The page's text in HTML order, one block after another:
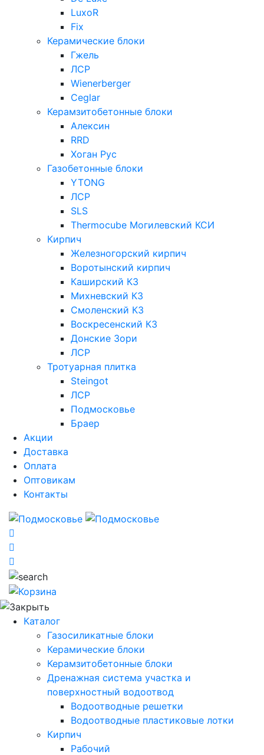
LuxoR
Fix
Керамические блоки
Гжель
ЛСР
Wienerberger
Ceglar
Керамзитобетонные блоки
Алексин
RRD
Хоган Рус
Газобетонные блоки
YTONG
ЛСР
SLS
Thermocube Могилевский КСИ
Кирпич
Железногорский кирпич
Воротынский кирпич
Каширский КЗ
Михневский КЗ
Смоленский КЗ
Воскресенский КЗ
Донские Зори
ЛСР
Тротуарная плитка
Steingot
ЛСР
Подмосковье
Браер
Акции
Доставка
Оплата
Оптовикам
Контакты
Каталог
Газосиликатные блоки
Керамические блоки
Керамзитобетонные блоки
Дренажная система участка и
поверхностный водоотвод
Водоотводные решетки
Водоотводные пластиковые лотки
Кирпич
Рабочий